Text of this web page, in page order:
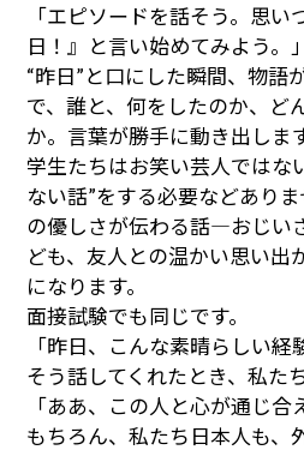
「エピソードを話そう。思
日！』と言い始めてみよう。」
“昨日”と口にした瞬間、物語
で、誰と、何をしたのか、ど
か。言葉が勝手に動き出します
学生たちはお笑い芸人ではな
ない話”をする必要などあり
の優しさが伝わる話―おじい
ども、友人との温かい思い出
になります。
面接試験でも同じです。
「昨日、こんな素晴らしい経
そう話してくれたとき、私た
「ああ、この人と心が通じ合
もちろん、私たち日本人も、